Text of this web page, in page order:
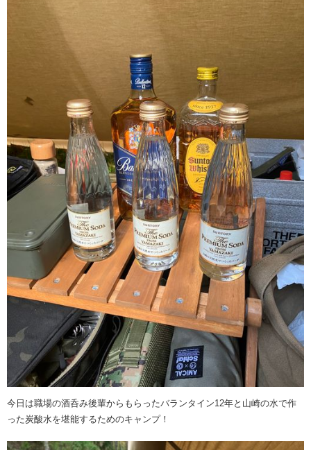
今日は職場の酒呑み後輩からもらったバランタイン12年と山崎の水で作
った炭酸水を堪能するためのキャンプ！